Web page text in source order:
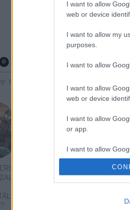
I want to allow
web or device
I want to allow my
purposes.
I want to allow
I want to allow
web or device
I want to allow
or app.
I want to allow
authentication
Hollywoodi filmipar
ERŐK ÉS